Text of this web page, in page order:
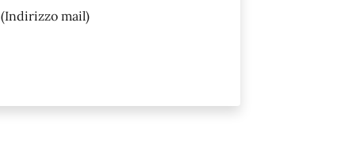
(Indirizzo mail)